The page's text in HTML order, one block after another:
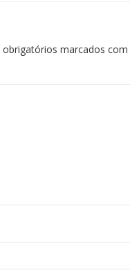
obrigatórios marcados com